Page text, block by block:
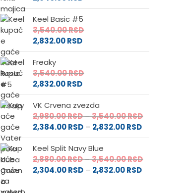
Keel Basic #5
3,540.00RSD
2,832.00RSD
Freaky
3,540.00RSD
2,832.00RSD
VK Crvena zvezda
2,980.00RSD–3,540.00RSDRaspon
od
do
2,384.00RSD – 2,832.00RSDRaspon
cena:
2,384.00 RSD
do
Keel Split Navy Blue
2,880.00RSD–3,540.00RSDRaspon
2,304.00RSD – 2,832.00RSDRaspon